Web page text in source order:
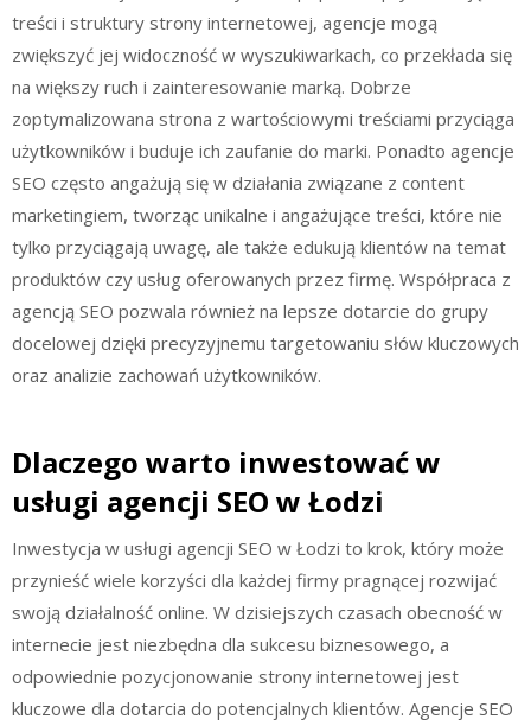
treści i struktury strony internetowej, agencje mogą
zwiększyć jej widoczność w wyszukiwarkach, co przekłada się
na większy ruch i zainteresowanie marką. Dobrze
zoptymalizowana strona z wartościowymi treściami przyciąga
użytkowników i buduje ich zaufanie do marki. Ponadto agencje
SEO często angażują się w działania związane z content
marketingiem, tworząc unikalne i angażujące treści, które nie
tylko przyciągają uwagę, ale także edukują klientów na temat
produktów czy usług oferowanych przez firmę. Współpraca z
agencją SEO pozwala również na lepsze dotarcie do grupy
docelowej dzięki precyzyjnemu targetowaniu słów kluczowych
oraz analizie zachowań użytkowników.
Dlaczego warto inwestować w
usługi agencji SEO w Łodzi
Inwestycja w usługi agencji SEO w Łodzi to krok, który może
przynieść wiele korzyści dla każdej firmy pragnącej rozwijać
swoją działalność online. W dzisiejszych czasach obecność w
internecie jest niezbędna dla sukcesu biznesowego, a
odpowiednie pozycjonowanie strony internetowej jest
kluczowe dla dotarcia do potencjalnych klientów. Agencje SEO